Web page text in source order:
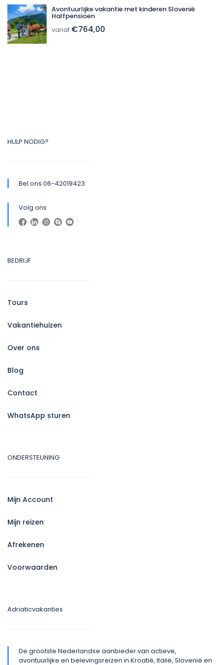
Avontuurlijke vakantie met kinderen Slovenië
Halfpensioen
vanaf €764,00
HULP NODIG?
Bel ons 06-42019423
Volg ons
BEDRIJF
Tours
Vakantiehuizen
Over ons
Blog
Contact
WhatsApp sturen
ONDERSTEUNING
Mijn Account
Mijn reizen
Afrekenen
Voorwaarden
Adriaticvakanties
De grootste Nederlandse aanbieder van actieve,
avontuurlijke en belevingsreizen in Kroatië, Italië, Slovenië en